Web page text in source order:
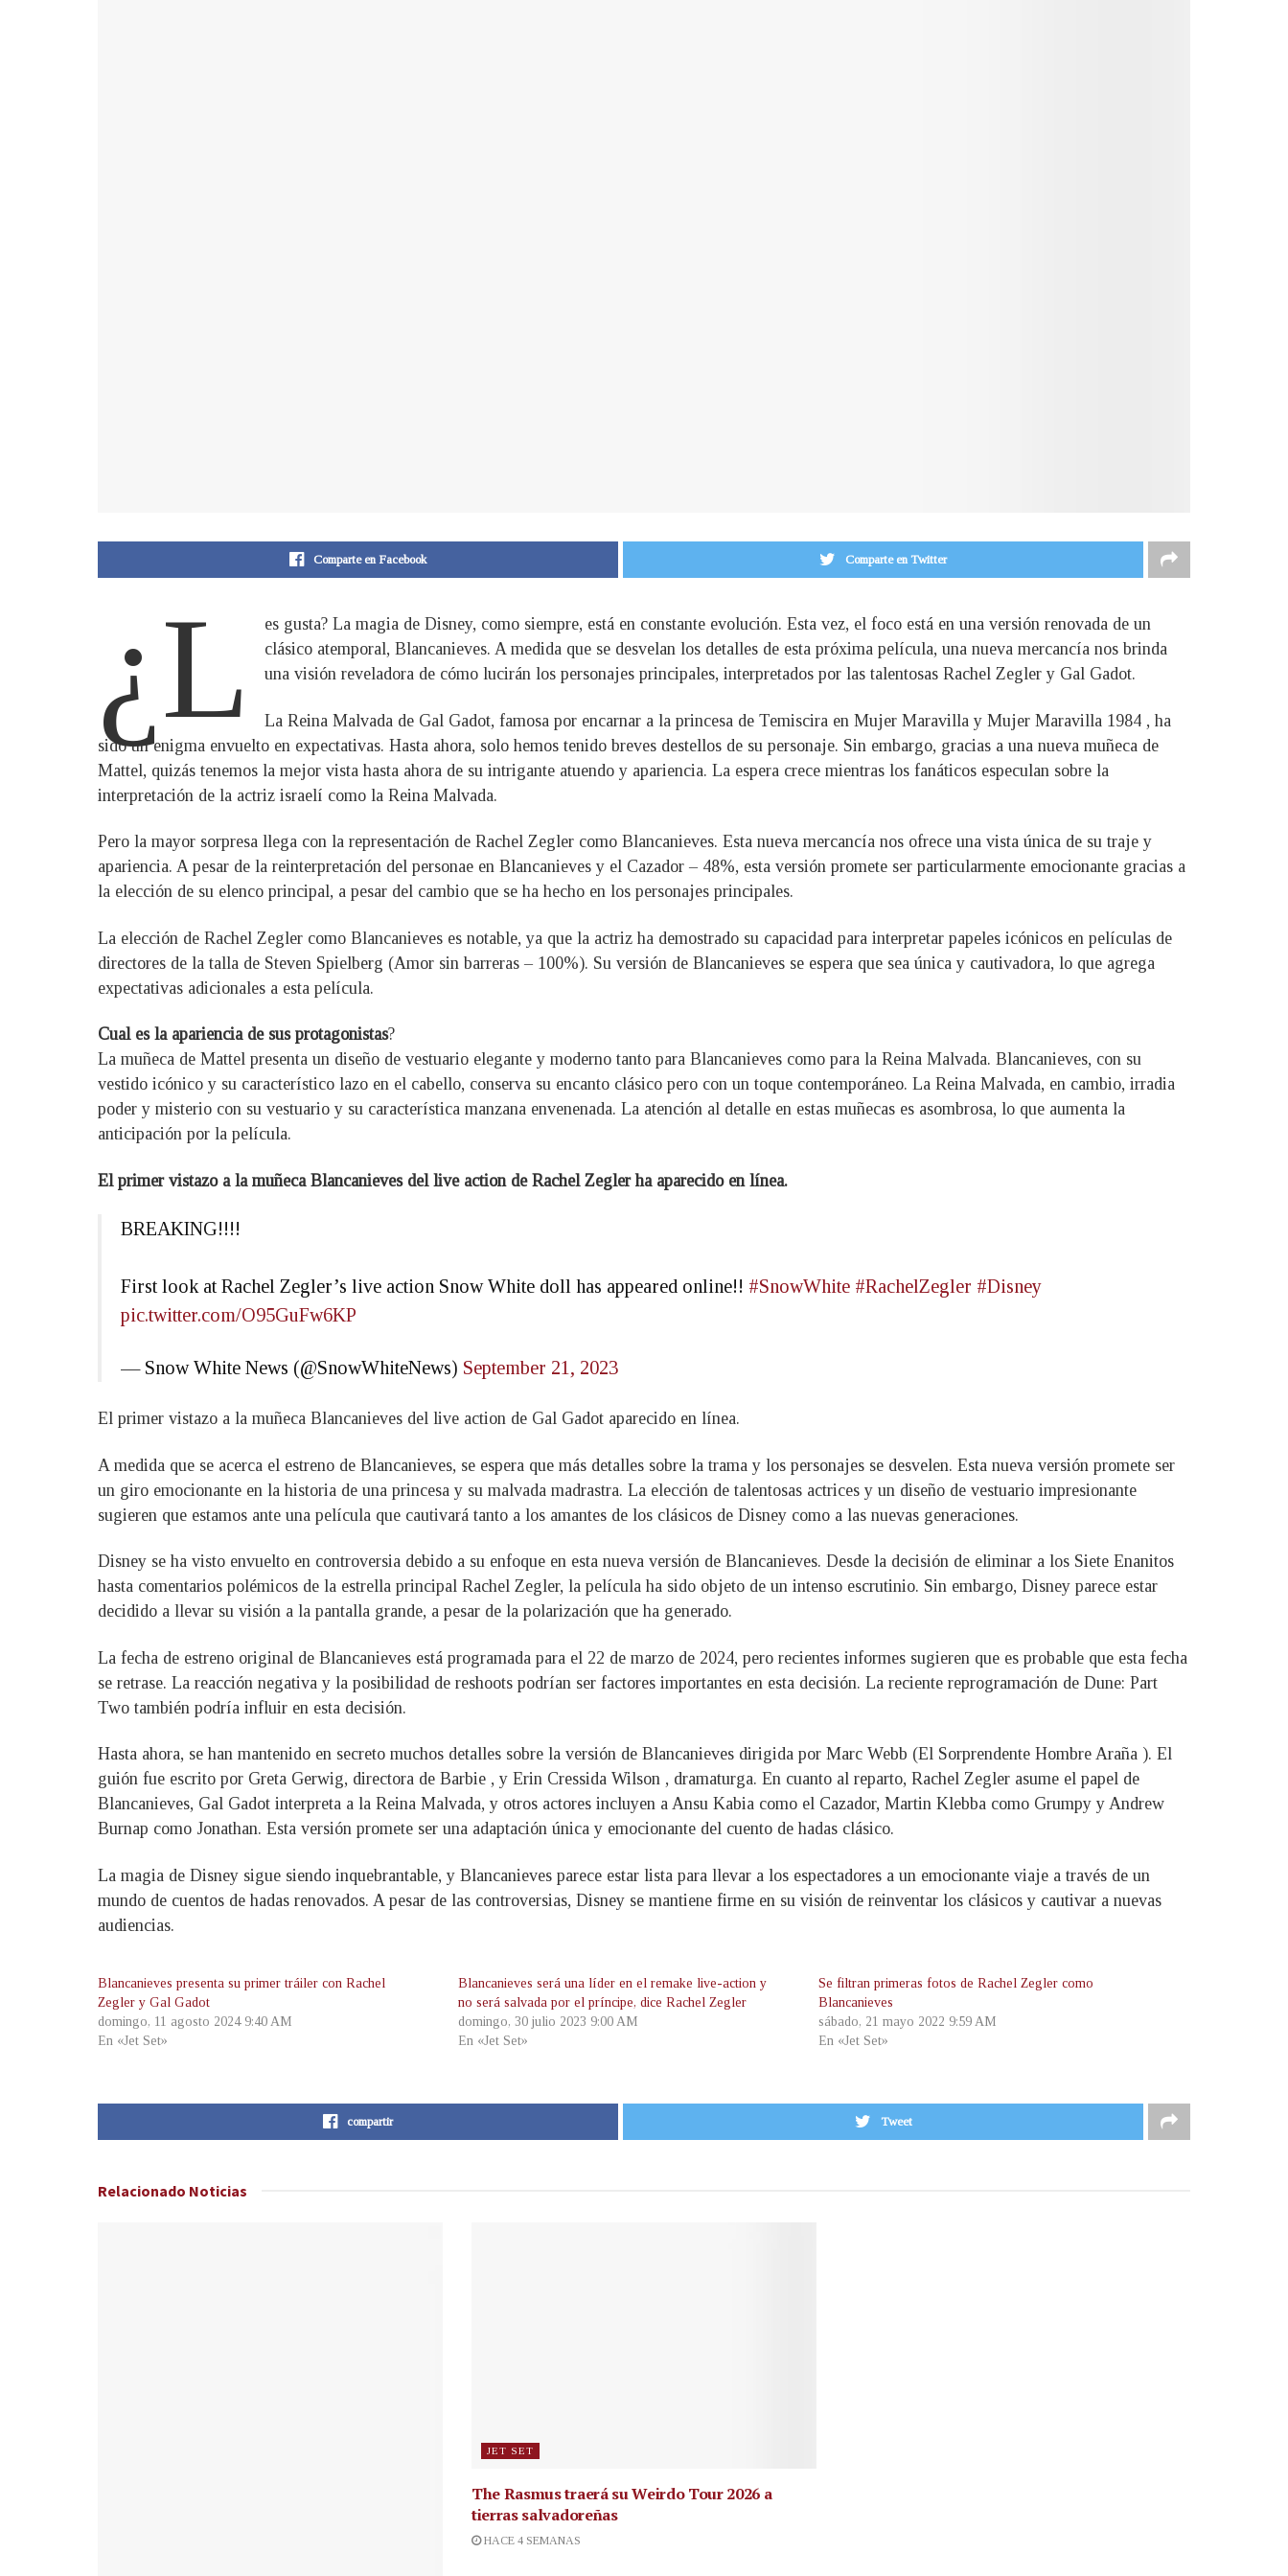
Comparte en Facebook Comparte en Twitter
¿L
es gusta? La magia de Disney, como siempre, está en constante evolución. Esta vez, el foco está en una versión renovada de un
clásico atemporal, Blancanieves. A medida que se desvelan los detalles de esta próxima película, una nueva mercancía nos brinda
una visión reveladora de cómo lucirán los personajes principales, interpretados por las talentosas Rachel Zegler y Gal Gadot.
La Reina Malvada de Gal Gadot, famosa por encarnar a la princesa de Temiscira en Mujer Maravilla y Mujer Maravilla 1984 , ha
sido un enigma envuelto en expectativas. Hasta ahora, solo hemos tenido breves destellos de su personaje. Sin embargo, gracias a una nueva muñeca de
Mattel, quizás tenemos la mejor vista hasta ahora de su intrigante atuendo y apariencia. La espera crece mientras los fanáticos especulan sobre la
interpretación de la actriz israelí como la Reina Malvada.
Pero la mayor sorpresa llega con la representación de Rachel Zegler como Blancanieves. Esta nueva mercancía nos ofrece una vista única de su traje y
apariencia. A pesar de la reinterpretación del personae en Blancanieves y el Cazador – 48%, esta versión promete ser particularmente emocionante gracias a
la elección de su elenco principal, a pesar del cambio que se ha hecho en los personajes principales.
La elección de Rachel Zegler como Blancanieves es notable, ya que la actriz ha demostrado su capacidad para interpretar papeles icónicos en películas de
directores de la talla de Steven Spielberg (Amor sin barreras – 100%). Su versión de Blancanieves se espera que sea única y cautivadora, lo que agrega
expectativas adicionales a esta película.
Cual es la apariencia de sus protagonistas?
La muñeca de Mattel presenta un diseño de vestuario elegante y moderno tanto para Blancanieves como para la Reina Malvada. Blancanieves, con su
vestido icónico y su característico lazo en el cabello, conserva su encanto clásico pero con un toque contemporáneo. La Reina Malvada, en cambio, irradia
poder y misterio con su vestuario y su característica manzana envenenada. La atención al detalle en estas muñecas es asombrosa, lo que aumenta la
anticipación por la película.
El primer vistazo a la muñeca Blancanieves del live action de Rachel Zegler ha aparecido en línea.
BREAKING!!!!
First look at Rachel Zegler’s live action Snow White doll has appeared online!! #SnowWhite #RachelZegler #Disney
pic.twitter.com/O95GuFw6KP
— Snow White News (@SnowWhiteNews) September 21, 2023
El primer vistazo a la muñeca Blancanieves del live action de Gal Gadot aparecido en línea.
A medida que se acerca el estreno de Blancanieves, se espera que más detalles sobre la trama y los personajes se desvelen. Esta nueva versión promete ser
un giro emocionante en la historia de una princesa y su malvada madrastra. La elección de talentosas actrices y un diseño de vestuario impresionante
sugieren que estamos ante una película que cautivará tanto a los amantes de los clásicos de Disney como a las nuevas generaciones.
Disney se ha visto envuelto en controversia debido a su enfoque en esta nueva versión de Blancanieves. Desde la decisión de eliminar a los Siete Enanitos
hasta comentarios polémicos de la estrella principal Rachel Zegler, la película ha sido objeto de un intenso escrutinio. Sin embargo, Disney parece estar
decidido a llevar su visión a la pantalla grande, a pesar de la polarización que ha generado.
La fecha de estreno original de Blancanieves está programada para el 22 de marzo de 2024, pero recientes informes sugieren que es probable que esta fecha
se retrase. La reacción negativa y la posibilidad de reshoots podrían ser factores importantes en esta decisión. La reciente reprogramación de Dune: Part
Two también podría influir en esta decisión.
Hasta ahora, se han mantenido en secreto muchos detalles sobre la versión de Blancanieves dirigida por Marc Webb (El Sorprendente Hombre Araña ). El
guión fue escrito por Greta Gerwig, directora de Barbie , y Erin Cressida Wilson , dramaturga. En cuanto al reparto, Rachel Zegler asume el papel de
Blancanieves, Gal Gadot interpreta a la Reina Malvada, y otros actores incluyen a Ansu Kabia como el Cazador, Martin Klebba como Grumpy y Andrew
Burnap como Jonathan. Esta versión promete ser una adaptación única y emocionante del cuento de hadas clásico.
La magia de Disney sigue siendo inquebrantable, y Blancanieves parece estar lista para llevar a los espectadores a un emocionante viaje a través de un
mundo de cuentos de hadas renovados. A pesar de las controversias, Disney se mantiene firme en su visión de reinventar los clásicos y cautivar a nuevas
audiencias.
Blancanieves presenta su primer tráiler con Rachel
Zegler y Gal Gadot
domingo, 11 agosto 2024 9:40 AM
En «Jet Set»
Blancanieves será una líder en el remake live-action y
no será salvada por el príncipe, dice Rachel Zegler
domingo, 30 julio 2023 9:00 AM
En «Jet Set»
Se filtran primeras fotos de Rachel Zegler como
Blancanieves
sábado, 21 mayo 2022 9:59 AM
En «Jet Set»
compartir Tweet
Relacionado Noticias
JET SET
The Rasmus traerá su Weirdo Tour 2026 a
tierras salvadoreñas
HACE 4 SEMANAS